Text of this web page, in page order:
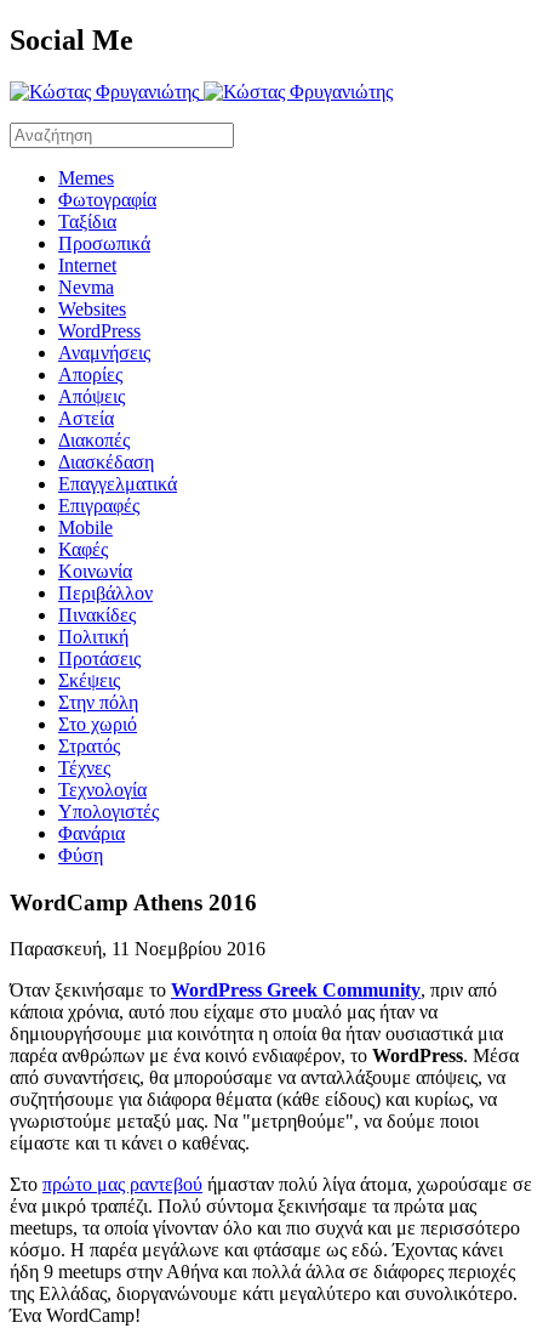
Social Me
Memes
Φωτογραφία
Ταξίδια
Προσωπικά
Internet
Nevma
Websites
WordPress
Αναμνήσεις
Απορίες
Απόψεις
Αστεία
Διακοπές
Διασκέδαση
Επαγγελματικά
Επιγραφές
Mobile
Καφές
Κοινωνία
Περιβάλλον
Πινακίδες
Πολιτική
Προτάσεις
Σκέψεις
Στην πόλη
Στο χωριό
Στρατός
Τέχνες
Τεχνολογία
Υπολογιστές
Φανάρια
Φύση
WordCamp Athens 2016
Παρασκευή, 11 Νοεμβρίου 2016
Όταν ξεκινήσαμε το WordPress Greek Community, πριν από
κάποια χρόνια, αυτό που είχαμε στο μυαλό μας ήταν να
δημιουργήσουμε μια κοινότητα η οποία θα ήταν ουσιαστικά μια
παρέα ανθρώπων με ένα κοινό ενδιαφέρον, το WordPress. Μέσα
από συναντήσεις, θα μπορούσαμε να ανταλλάξουμε απόψεις, να
συζητήσουμε για διάφορα θέματα (κάθε είδους) και κυρίως, να
γνωριστούμε μεταξύ μας. Να "μετρηθούμε", να δούμε ποιοι
είμαστε και τι κάνει ο καθένας.
Στο πρώτο μας ραντεβού ήμασταν πολύ λίγα άτομα, χωρούσαμε σε
ένα μικρό τραπέζι. Πολύ σύντομα ξεκινήσαμε τα πρώτα μας
meetups, τα οποία γίνονταν όλο και πιο συχνά και με περισσότερο
κόσμο. Η παρέα μεγάλωνε και φτάσαμε ως εδώ. Έχοντας κάνει
ήδη 9 meetups στην Αθήνα και πολλά άλλα σε διάφορες περιοχές
της Ελλάδας, διοργανώνουμε κάτι μεγαλύτερο και συνολικότερο.
Ένα WordCamp!